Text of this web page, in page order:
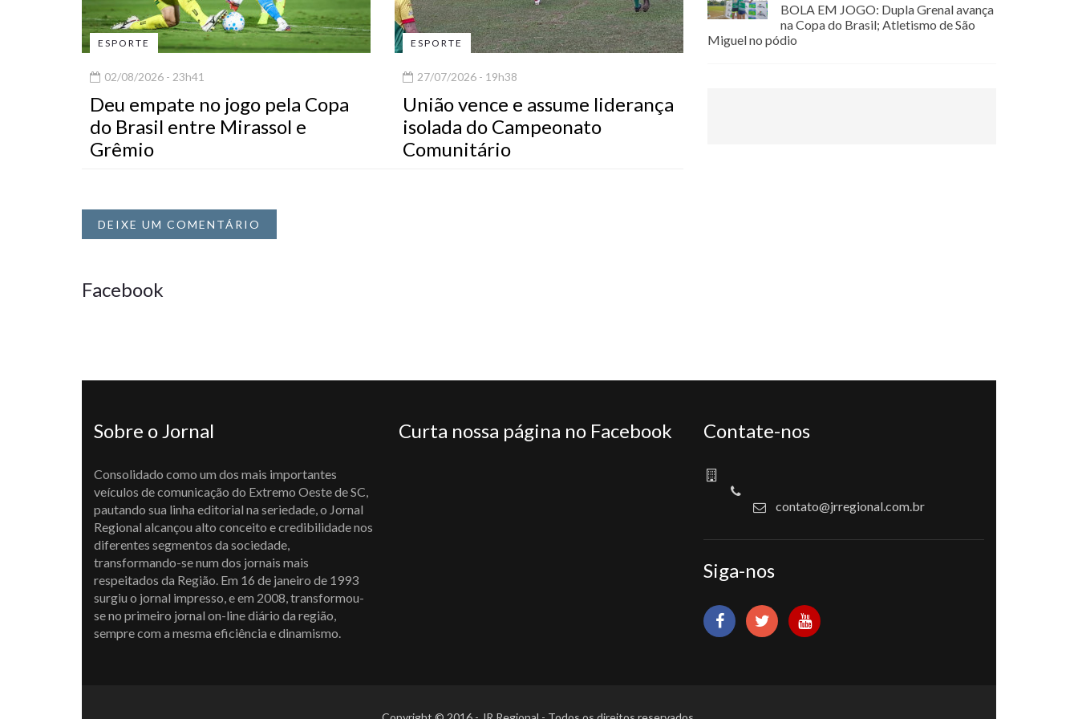
ESPORTE
02/08/2026 - 23h41
Deu empate no jogo pela Copa
do Brasil entre Mirassol e
Grêmio
ESPORTE
27/07/2026 - 19h38
União vence e assume liderança
isolada do Campeonato
Comunitário
DEIXE UM COMENTÁRIO
Facebook
BOLA EM JOGO: Dupla Grenal avança
na Copa do Brasil; Atletismo de São
Miguel no pódio
Sobre o Jornal
Consolidado como um dos mais importantes
veículos de comunicação do Extremo Oeste de SC,
pautando sua linha editorial na seriedade, o Jornal
Regional alcançou alto conceito e credibilidade nos
diferentes segmentos da sociedade,
transformando-se num dos jornais mais
respeitados da Região. Em 16 de janeiro de 1993
surgiu o jornal impresso, e em 2008, transformou-
se no primeiro jornal on-line diário da região,
sempre com a mesma eficiência e dinamismo.
Curta nossa página no Facebook Contate-nos
contato@jrregional.com.br
Siga-nos